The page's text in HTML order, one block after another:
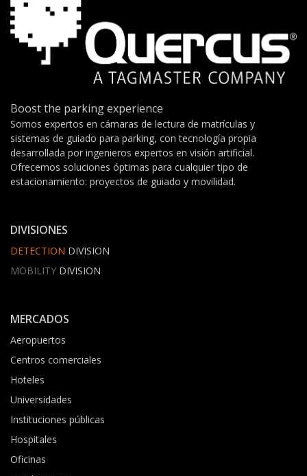
Boost the parking experience
Somos expertos en cámaras de lectura de matrículas y
sistemas de guiado para parking, con tecnología propia
desarrollada por ingenieros expertos en visión artificial.
Ofrecemos soluciones óptimas para cualquier tipo de
estacionamiento: proyectos de guiado y movilidad.
DIVISIONES
DETECTION DIVISION
MOBILITY DIVISION
MERCADOS
Aeropuertos
Centros comerciales
Hoteles
Universidades
Instituciones públicas
Hospitales
Oficinas